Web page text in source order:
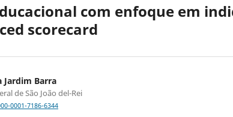
com enfoque em
scorecard
Jardim Barra
de São João del-Rei
0001-7186-6344